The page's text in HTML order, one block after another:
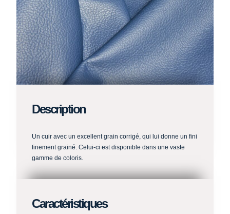
Description
Un cuir avec un excellent grain corrigé, qui lui donne un fini
finement grainé. Celui-ci est disponible dans une vaste
gamme de coloris.
Caractéristiques